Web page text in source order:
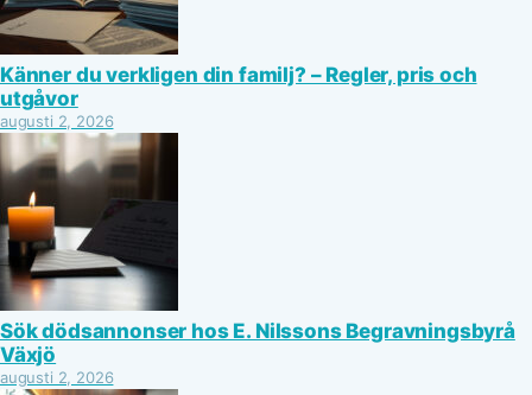
Känner du verkligen din familj? – Regler, pris och
utgåvor
augusti 2, 2026
Sök dödsannonser hos E. Nilssons Begravningsbyrå
Växjö
augusti 2, 2026